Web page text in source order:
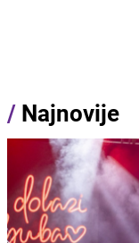
/ Najnovije